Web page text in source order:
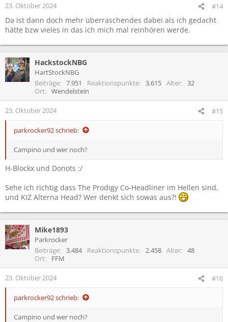
23. Oktober 2024 #14
Da ist dann doch mehr überraschendes dabei als ich gedacht
hätte bzw vieles in das ich mich mal reinhören werde.
HackstockNBG
HartStockNBG
Beiträge
7.951 Reaktionspunkte 3.615 Alter
32
Ort
Wendelstein
23. Oktober 2024 #15
parkrocker92 schrieb:
Campino und wer noch?
H-Blockx und Donots :/
Sehe ich richtig dass The Prodigy Co-Headliner im Hellen sind,
und KIZ Alterna Head? Wer denkt sich sowas aus?!
Mike1893
Parkrocker
Beiträge
3.484 Reaktionspunkte 2.458 Alter
48
Ort
FFM
23. Oktober 2024 #16
parkrocker92 schrieb:
Campino und wer noch?